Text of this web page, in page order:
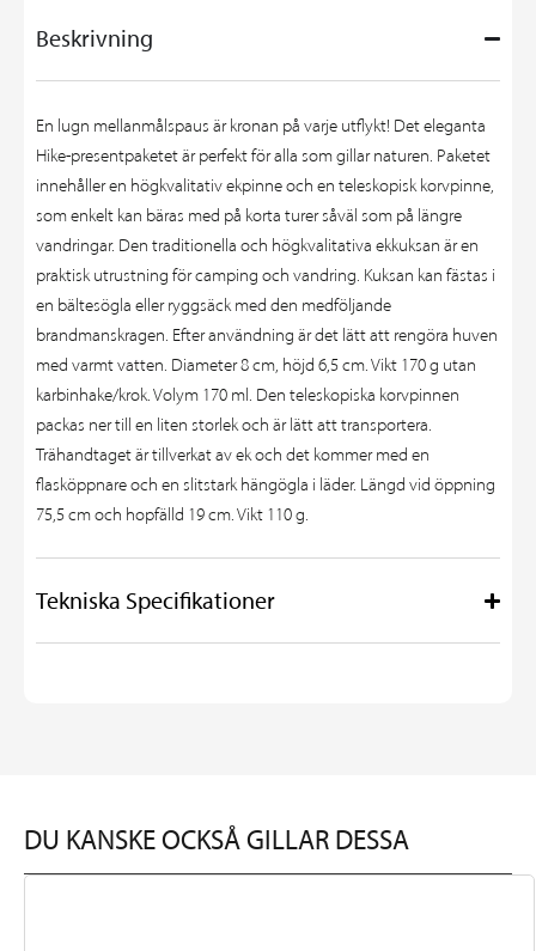
Beskrivning
En lugn mellanmålspaus är kronan på varje utflykt! Det eleganta
Hike-presentpaketet är perfekt för alla som gillar naturen. Paketet
innehåller en högkvalitativ ekpinne och en teleskopisk korvpinne,
som enkelt kan bäras med på korta turer såväl som på längre
vandringar. Den traditionella och högkvalitativa ekkuksan är en
praktisk utrustning för camping och vandring. Kuksan kan fästas i
en bältesögla eller ryggsäck med den medföljande
brandmanskragen. Efter användning är det lätt att rengöra huven
med varmt vatten. Diameter 8 cm, höjd 6,5 cm. Vikt 170 g utan
karbinhake/krok. Volym 170 ml. Den teleskopiska korvpinnen
packas ner till en liten storlek och är lätt att transportera.
Trähandtaget är tillverkat av ek och det kommer med en
flasköppnare och en slitstark hängögla i läder. Längd vid öppning
75,5 cm och hopfälld 19 cm. Vikt 110 g.
Tekniska Specifikationer
DU KANSKE OCKSÅ GILLAR DESSA